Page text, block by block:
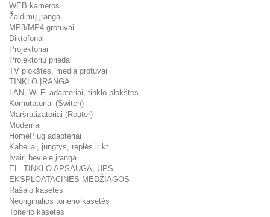
WEB kameros
Žaidimų įranga
MP3/MP4 grotuvai
Diktofonai
Projektoriai
Projektorių priedai
TV plokštės, media grotuvai
TINKLO ĮRANGA
LAN, Wi-Fi adapteriai, tinklo plokštės
Komutatoriai (Switch)
Maršrutizatoriai (Router)
Modemai
HomePlug adapteriai
Kabeliai, jungtys, replės ir kt.
Įvairi bevielė įranga
EL. TINKLO APSAUGA, UPS
EKSPLOATACINĖS MEDŽIAGOS
Rašalo kasetės
Neoriginalios tonerio kasetės
Tonerio kasetės